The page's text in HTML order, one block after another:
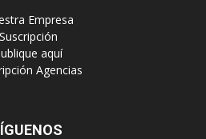
Empresa
‎ Suscripción
aquí
Agencias